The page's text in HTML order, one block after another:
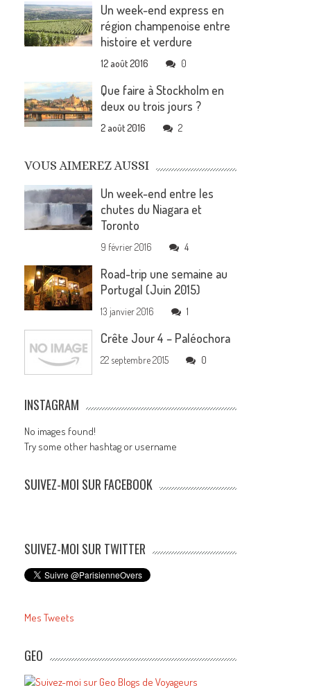
Un week-end express en
région champenoise entre
histoire et verdure
12 août 2016 0
Que faire à Stockholm en
deux ou trois jours ?
2 août 2016 2
VOUS AIMEREZ AUSSI
Un week-end entre les
chutes du Niagara et
Toronto
9 février 2016 4
Road-trip une semaine au
Portugal (Juin 2015)
13 janvier 2016 1
Crête Jour 4 – Paléochora
22 septembre 2015 0
INSTAGRAM
No images found!
Try some other hashtag or username
SUIVEZ-MOI SUR FACEBOOK
SUIVEZ-MOI SUR TWITTER
Mes Tweets
GEO